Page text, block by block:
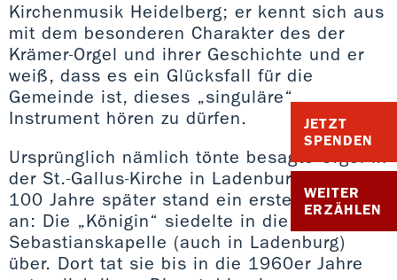
JETZT
SPENDEN
WEITER
ERZÄHLEN
Kirchenmusik Heidelberg; er kennt sich aus
mit dem besonderen Charakter des der
Krämer-Orgel und ihrer Geschichte und er
weiß, dass es ein Glücksfall für die
Gemeinde ist, dieses „singuläre“
Instrument hören zu dürfen.
Ursprünglich nämlich tönte besagte Orgel in
der St.-Gallus-Kirche in Ladenburg. Knapp
100 Jahre später stand ein erster Umzug
an: Die „Königin“ siedelte in die St.
Sebastianskapelle (auch in Ladenburg)
über. Dort tat sie bis in die 1960er Jahre